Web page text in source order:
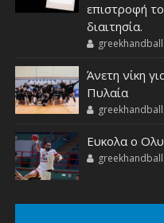
επιστροφή
διαιτησία.
Άνετη νίκη
Πυλαία
Ευκολα ο